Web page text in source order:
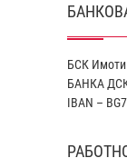
БСК Имоти
БАНКА ДСК
IBAN –